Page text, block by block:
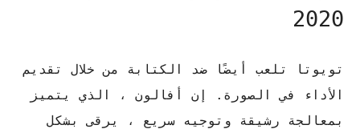
2020
تويوتا تلعب أيضًا ضد الكتابة من خلال تقديم
الأداء في الصورة. إن أفالون ، الذي يتميز
بمعالجة رشيقة وتوجيه سريع ، يرقى بشكل